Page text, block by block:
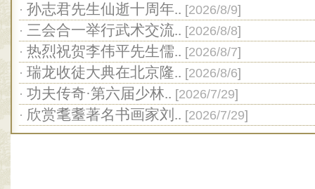
· 孙志君先生仙逝十周年.. [2026/8/9]
· 三会合一举行武术交流.. [2026/8/8]
· 热烈祝贺李伟平先生儒.. [2026/8/7]
· 瑞龙收徒大典在北京隆.. [2026/8/6]
· 功夫传奇·第六届少林.. [2026/7/29]
· 欣赏耄耋著名书画家刘.. [2026/7/29]